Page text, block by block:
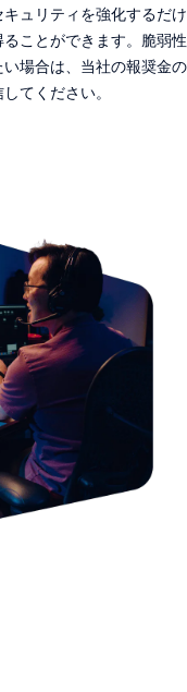
ュリティを強化するだけ
ことができます。脆弱性
場合は、当社の報奨金の
てください。